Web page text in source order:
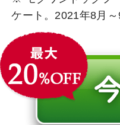
ケート。2021年8月